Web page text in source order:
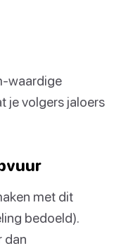
waardige
je volgers jaloers
met dit
bedoeld).
dan